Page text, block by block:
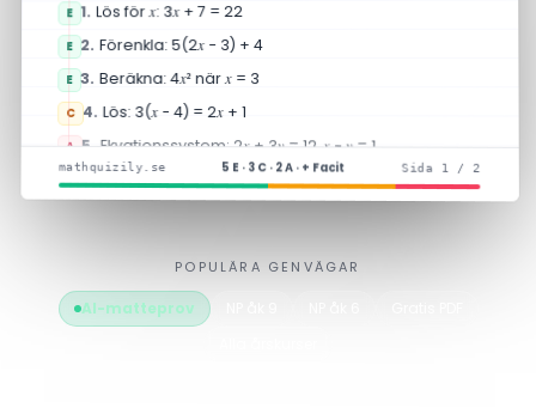
E 1. Lös förx: 3x+ 7 = 22
E 2. Förenkla: 5(2x − 3) + 4
E 3. Beräkna: 4x² närx = 3
C 4. Lös: 3(x− 4) = 2x + 1
A 5. Ekvationssystem: 2x + 3y = 12, x − y = 1
+ 5 fler frågor på nästa sida …
mathquizily.se 5 E · 3 C · 2 A · + Facit Sida 1 / 2
POPULÄRA GENVÄGAR
AI-matteprov